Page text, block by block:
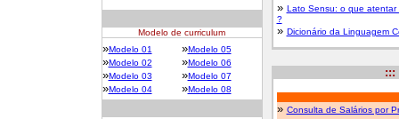
Modelo de curriculum
»Modelo 01
»Modelo 02
»Modelo 03
»Modelo 04
»Modelo 05
»Modelo 06
»Modelo 07
»Modelo 08
» Lato Sensu: o que
?
» Dicionário da Linguagem
:::
» Consulta de Salários por